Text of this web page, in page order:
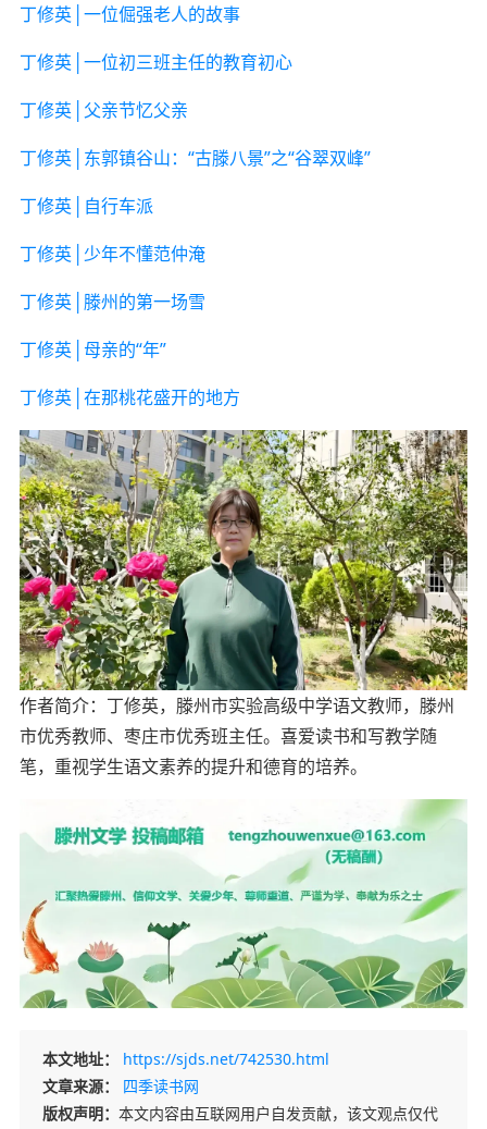
丁修英│一位倔强老人的故事
丁修英│一位初三班主任的教育初心
丁修英│父亲节忆父亲
丁修英│东郭镇谷山：“古滕八景”之“谷翠双峰”
丁修英│自行车派
丁修英│少年不懂范仲淹
丁修英│滕州的第一场雪
丁修英│母亲的“年”
丁修英│在那桃花盛开的地方
作者简介：丁修英，滕州市实验高级中学语文教师，滕州
市优秀教师、枣庄市优秀班主任。喜爱读书和写教学随
笔，重视学生语文素养的提升和德育的培养。
本文地址：
https://sjds.net/742530.html
文章来源：
四季读书网
版权声明： 本文内容由互联网用户自发贡献，该文观点仅代